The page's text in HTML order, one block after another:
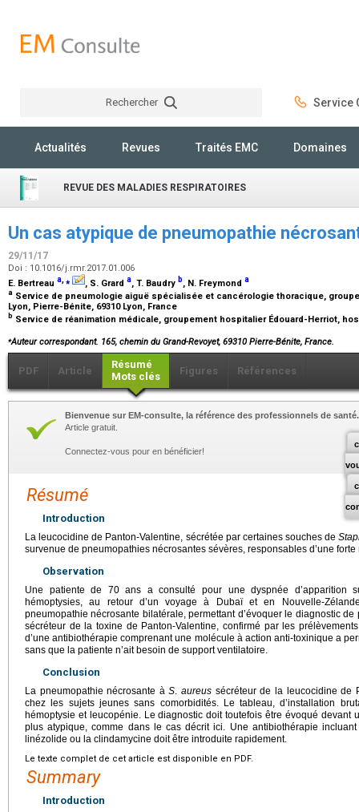
Rechercher Service
Actualités Revues Traités EMC Domaines
REVUE DES MALADIES RESPIRATOIRES
Un cas atypique de pneumopathie
29/11/17
Doi : 10.1016/j.rmr.2017.01.006
E. Bertreau a,⁎ , S. Grard a, T. Baudry b, N. Freymond a
a Service de pneumologie aiguë spécialisée et cancérologie thoracique,
Lyon, Pierre-Bénite, 69310 Lyon, France
b Service de réanimation médicale, groupement hospitalier Édouard-Herriot,
⁎Auteur correspondant. 165, chemin du Grand-Revoyet, 69310 Pierre-Bénite, France.
PDF Article
Résumé
Mots clés
Figures Références
Bienvenue sur EM-consulte, la référence des professionnels de santé.
Article gratuit.
Connectez-vous pour en bénéficier!
Résumé
Introduction
La leucocidine de Panton-Valentine, sécrétée par certaines souches de
survenue de pneumopathies nécrosantes sévères, responsables d’une forte
Observation
Une patiente de 70 ans a consulté pour une dyspnée d’apparition
hémoptysies, au retour d’un voyage à Dubaï et en Nouvelle-
pneumopathie nécrosante bilatérale, permettant d’évoquer le diagnostic
sécréteur de la toxine de Panton-Valentine, confirmé par les
d’une antibiothérapie comprenant une molécule à action anti-toxinique a
sans que la patiente n’ait besoin de support ventilatoire.
Conclusion
La pneumopathie nécrosante àS.aureus sécréteur de la leucocidine de
chez les sujets jeunes sans comorbidités. Le tableau, d’installation
hémoptysie et leucopénie. Le diagnostic doit toutefois être évoqué devant
plus atypique, comme dans le cas décrit ici. Une antibiothérapie
linézolide ou la clindamycine doit être introduite rapidement.
Le texte complet de cet article est disponible en PDF.
Summary
Introduction